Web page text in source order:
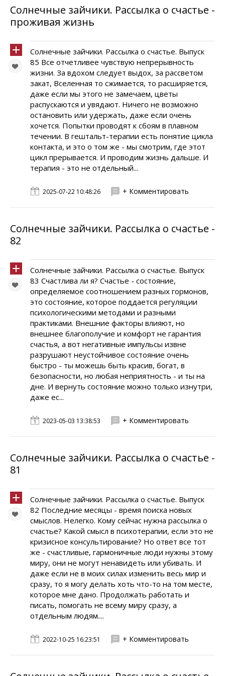
Солнечные зайчики. Pассылка о счастье -
проживая жизнь
Солнечные зайчики. Pассылка о счастье. Выпуск
85 Все отчетливее чувствую непрерывность
жизни. За вдохом следует выдох, за рассветом
закат, Вселенная то сжимается, то расширяется,
даже если мы этого не замечаем, цветы
распускаются и увядают. Ничего не возможно
остановить или удержать, даже если очень
хочется. Попытки проводят к сбоям в плавном
течении. В гештальт-терапии есть понятие цикла
контакта, и это о том же - мы смотрим, где этот
цикл прерывается. И проводим жизнь дальше. И
терапия - это не отдельный...
2025-07-22 10:48:26 + Комментировать
Солнечные зайчики. Pассылка о счастье -
82
Солнечные зайчики. Pассылка о счастье. Выпуск
83 Счастлива ли я? Счастье - состояние,
определяемое соотношением разных гормонов,
это состояние, которое поддается регуляции
психологическими методами и разными
практиками. Внешние факторы влияют, но
внешнее благополучие и комфорт не гарантия
счастья, а вот негативные импульсы извне
разрушают неустойчивое состояние очень
быстро - ты можешь быть красив, богат, в
безопасности, но любая неприятность - и ты на
дне. И вернуть состояние можно только изнутри,
даже ес...
2023-05-03 13:38:53 + Комментировать
Солнечные зайчики. Pассылка о счастье -
81
Солнечные зайчики. Pассылка о счастье. Выпуск
82 Последние месяцы - время поиска новых
смыслов. Нелегко. Кому сейчас нужна рассылка о
счастье? Какой смысл в психотерапии, если это не
кризисное консультирование? Но ответ все тот
же - счастливые, гармоничные люди нужны этому
миру, они не могут ненавидеть или убивать. И
даже если не в моих силах изменить весь мир и
сразу, то я могу делать хоть что-то на том месте,
которое мне дано. Продолжать работать и
писать, помогать не всему миру сразу, а
отдельным людям....
2022-10-25 16:23:51 + Комментировать